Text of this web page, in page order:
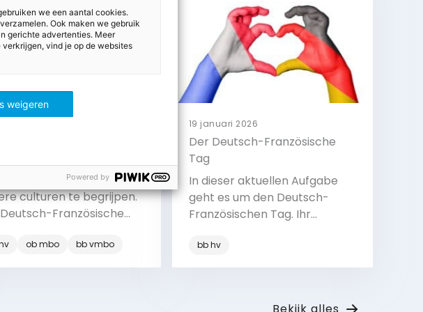
Französische
is belangrijk om elkaar en
culturen te begrijpen.
Französische
in Duitsland en Frankrijk
gevierd. Deze dag
ob mbo bb vmbo
19 januari 2026
Der Deutsch-Französische
Tag
In dieser aktuellen Aufgabe
geht es um den Deutsch-
Französischen Tag. Ihr
Thema, lest einen kurzen Text
dazu und hört ein Lied, in dem
bb hv
Bekijk alles
we een aantal cookies.
Ook maken we gebruik
gerichte advertenties. Meer
vind je op de websites
weigeren
Powered by